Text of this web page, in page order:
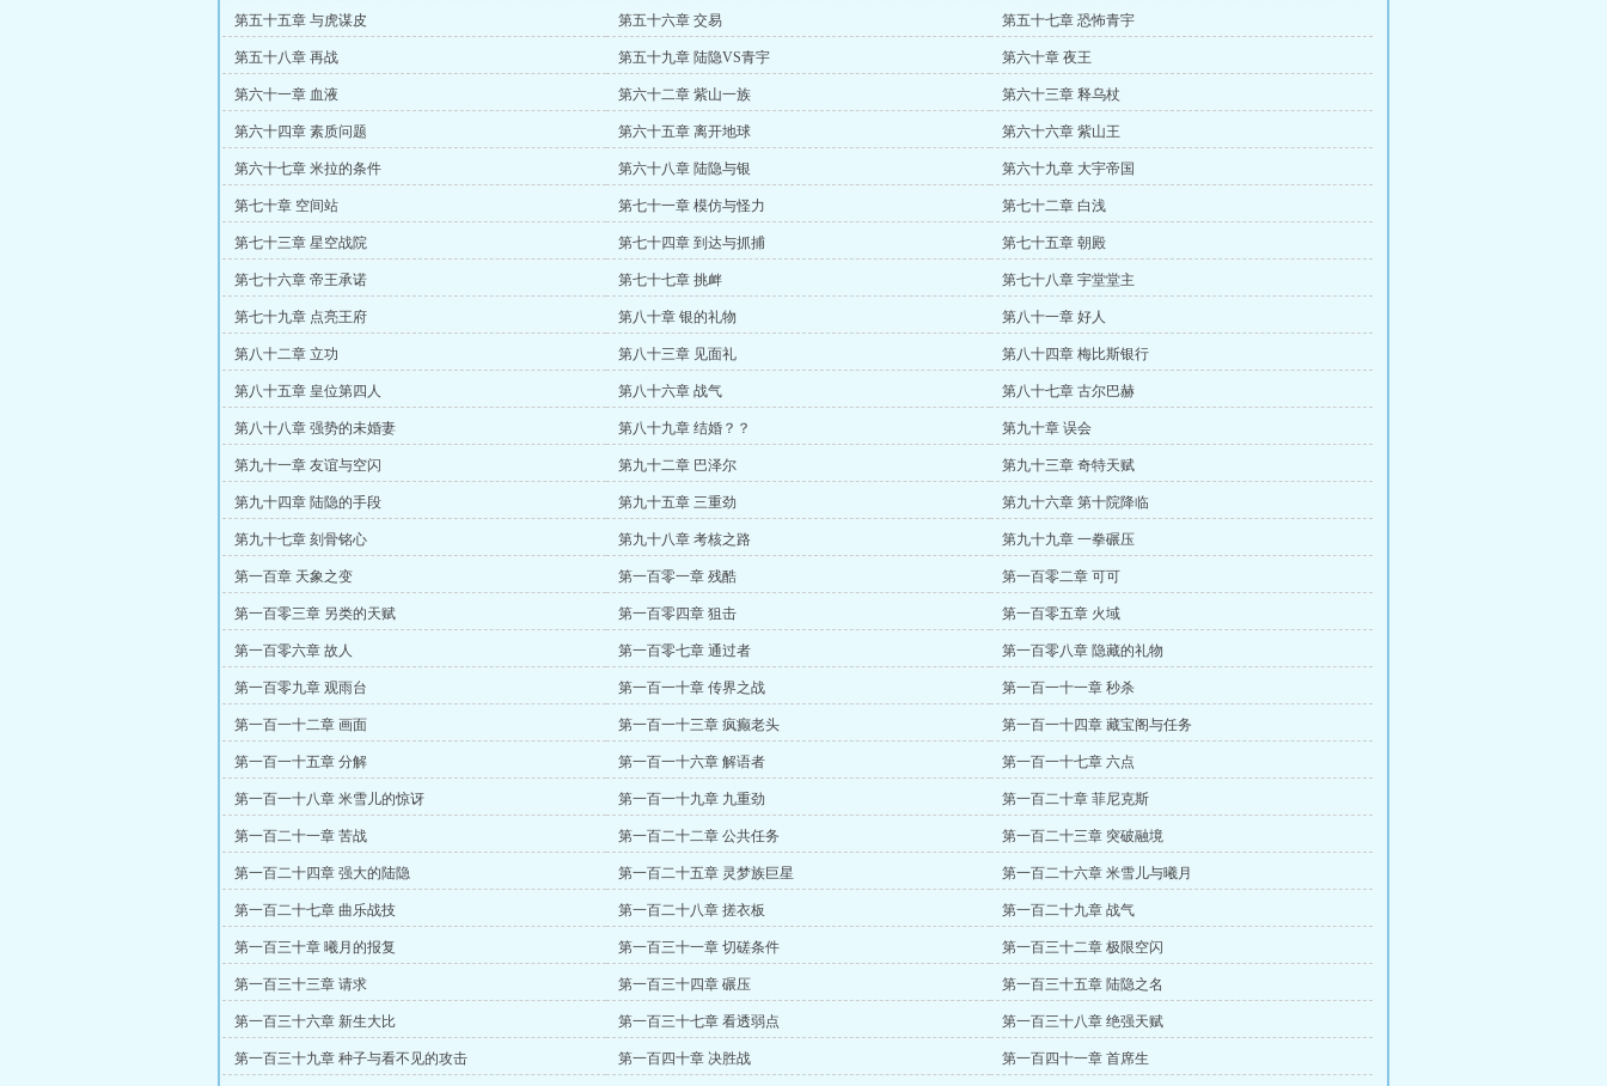
第五十五章 与虎谋皮 第五十六章 交易 第五十七章 恐怖青宇
第五十八章 再战 第五十九章 陆隐VS青宇 第六十章 夜王
第六十一章 血液 第六十二章 紫山一族 第六十三章 释乌杖
第六十四章 素质问题 第六十五章 离开地球 第六十六章 紫山王
第六十七章 米拉的条件 第六十八章 陆隐与银 第六十九章 大宇帝国
第七十章 空间站 第七十一章 模仿与怪力 第七十二章 白浅
第七十三章 星空战院 第七十四章 到达与抓捕 第七十五章 朝殿
第七十六章 帝王承诺 第七十七章 挑衅 第七十八章 宇堂堂主
第七十九章 点亮王府 第八十章 银的礼物 第八十一章 好人
第八十二章 立功 第八十三章 见面礼 第八十四章 梅比斯银行
第八十五章 皇位第四人 第八十六章 战气 第八十七章 古尔巴赫
第八十八章 强势的未婚妻 第八十九章 结婚？？ 第九十章 误会
第九十一章 友谊与空闪 第九十二章 巴泽尔 第九十三章 奇特天赋
第九十四章 陆隐的手段 第九十五章 三重劲 第九十六章 第十院降临
第九十七章 刻骨铭心 第九十八章 考核之路 第九十九章 一拳碾压
第一百章 天象之变 第一百零一章 残酷 第一百零二章 可可
第一百零三章 另类的天赋 第一百零四章 狙击 第一百零五章 火域
第一百零六章 故人 第一百零七章 通过者 第一百零八章 隐藏的礼物
第一百零九章 观雨台 第一百一十章 传界之战 第一百一十一章 秒杀
第一百一十二章 画面 第一百一十三章 疯癫老头 第一百一十四章 藏宝阁与任务
第一百一十五章 分解 第一百一十六章 解语者 第一百一十七章 六点
第一百一十八章 米雪儿的惊讶 第一百一十九章 九重劲 第一百二十章 菲尼克斯
第一百二十一章 苦战 第一百二十二章 公共任务 第一百二十三章 突破融境
第一百二十四章 强大的陆隐 第一百二十五章 灵梦族巨星 第一百二十六章 米雪儿与曦月
第一百二十七章 曲乐战技 第一百二十八章 搓衣板 第一百二十九章 战气
第一百三十章 曦月的报复 第一百三十一章 切磋条件 第一百三十二章 极限空闪
第一百三十三章 请求 第一百三十四章 碾压 第一百三十五章 陆隐之名
第一百三十六章 新生大比 第一百三十七章 看透弱点 第一百三十八章 绝强天赋
第一百三十九章 种子与看不见的攻击 第一百四十章 决胜战 第一百四十一章 首席生